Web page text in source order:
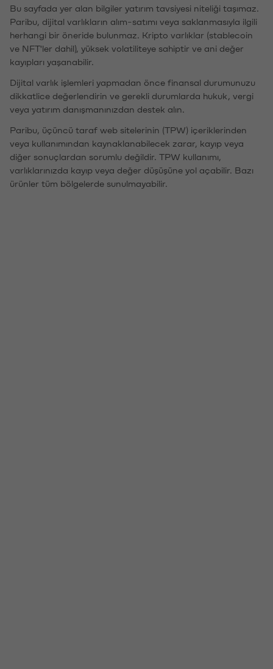
Bu sayfada yer alan bilgiler yatırım tavsiyesi niteliği taşımaz.
Paribu, dijital varlıkların alım-satımı veya saklanmasıyla ilgili
herhangi bir öneride bulunmaz. Kripto varlıklar (stablecoin
ve NFT'ler dahil), yüksek volatiliteye sahiptir ve ani değer
kayıpları yaşanabilir.
Dijital varlık işlemleri yapmadan önce finansal durumunuzu
dikkatlice değerlendirin ve gerekli durumlarda hukuk, vergi
veya yatırım danışmanınızdan destek alın.
Paribu, üçüncü taraf web sitelerinin (TPW) içeriklerinden
veya kullanımından kaynaklanabilecek zarar, kayıp veya
diğer sonuçlardan sorumlu değildir. TPW kullanımı,
varlıklarınızda kayıp veya değer düşüşüne yol açabilir. Bazı
ürünler tüm bölgelerde sunulmayabilir.